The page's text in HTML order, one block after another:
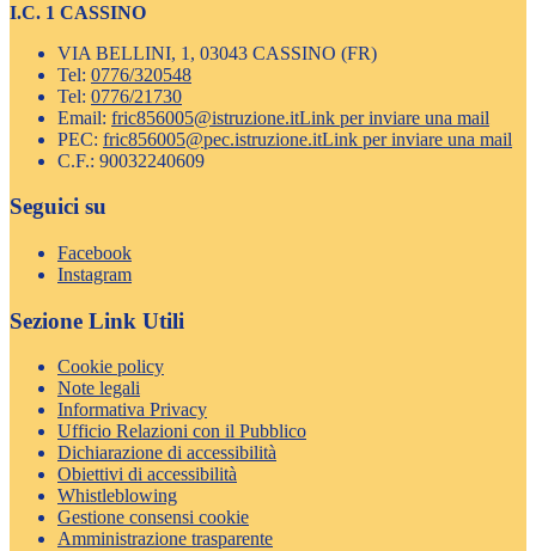
I.C. 1 CASSINO
VIA BELLINI, 1, 03043 CASSINO (FR)
Tel: 0776/320548
Tel: 0776/21730
Email: fric856005@istruzione.itLink per inviare una mail
PEC: fric856005@pec.istruzione.itLink per inviare una mail
C.F.: 90032240609
Seguici su
Facebook
Instagram
Sezione Link Utili
Cookie policy
Note legali
Informativa Privacy
Ufficio Relazioni con il Pubblico
Dichiarazione di accessibilità
Obiettivi di accessibilità
Whistleblowing
Gestione consensi cookie
Amministrazione trasparente